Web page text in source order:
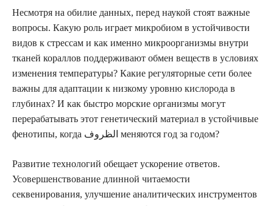
Несмотря на обилие данных, перед наукой стоят важные
вопросы. Какую роль играет микробиом в устойчивости
видов к стрессам и как именно микроорганизмы внутри
тканей кораллов поддерживают обмен веществ в условиях
изменения температуры? Какие регуляторные сети более
важны для адаптации к низкому уровню кислорода в
глубинах? И как быстро морские организмы могут
перерабатывать этот генетический материал в устойчивые
фенотипы, когда الظروف меняются год за годом?
Развитие технологий обещает ускорение ответов.
Усовершенствование длинной читаемости
секвенирования, улучшение аналитических инструментов